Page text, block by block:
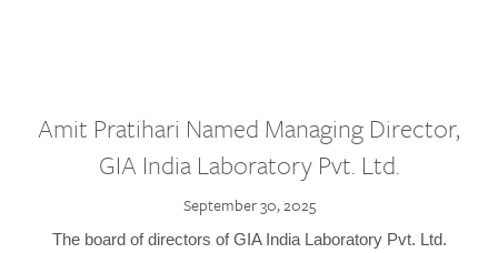
Amit Pratihari Named Managing Director,
GIA India Laboratory Pvt. Ltd.
September 30, 2025
The board of directors of GIA India Laboratory Pvt. Ltd.